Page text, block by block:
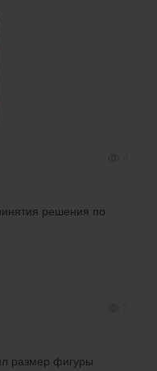
решения по
размер фигуры